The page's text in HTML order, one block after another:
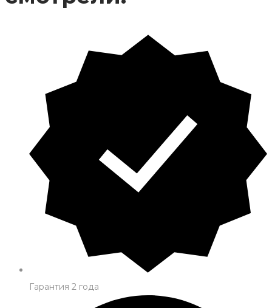
Гарантия 2 года